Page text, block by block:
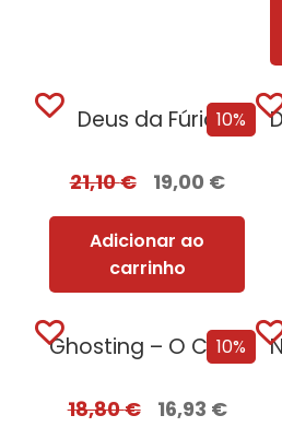
10%
Deus da Fúria
21,10€ 19,00 €
Adicionar ao
carrinho
10%
Ghosting – O Caminho para o Sexo
18,80€ 16,93 €